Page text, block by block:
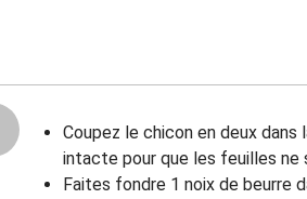
Coupez le chicon en deux dans
intacte pour que les feuilles ne
Faites fondre 1 noix de beurre